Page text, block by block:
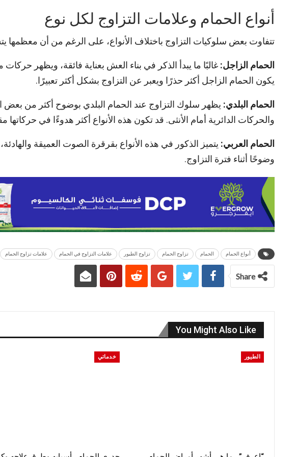
أنواع الحمام وعلامات التزاوج لكل نوع
تتفاوت بعض سلوكيات التزاوج باختلاف الأنواع، على الرغم من أن معظمها
الحمام الزاجل: غالبًا ما يبدأ الذكر في بناء العش بعناية فائقة، ويظهر
يكون الحمام الزاجل أكثر حذرًا ويعبر عن التزاوج بشكل أكثر تعبيرًا.
الحمام البلدي: يظهر سلوك التزاوج عند الحمام البلدي بوضوح أكثر من بعض
والحركات الدائرية أمام الأنثى. قد تكون هذه الأنواع أكثر هدوءًا في حركاتها
الحمام العربي: يتميز الذكور في هذه الأنواع بقرقرة الصوت العميقة
وضوحًا أثناء فترة التزاوج.
أنواع الحمام الحمام تزاوج الحمام تزاوج الطيور علامات التزاوج في الحمام علامات تزاوج الحمام
Share
You Might Also Like
الطيور خدماتي